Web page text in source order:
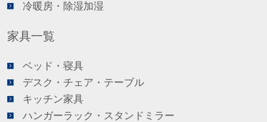
冷暖房・除湿加湿
家具一覧
ベッド・寝具
デスク・チェア・テーブル
キッチン家具
ハンガーラック・スタンドミラー